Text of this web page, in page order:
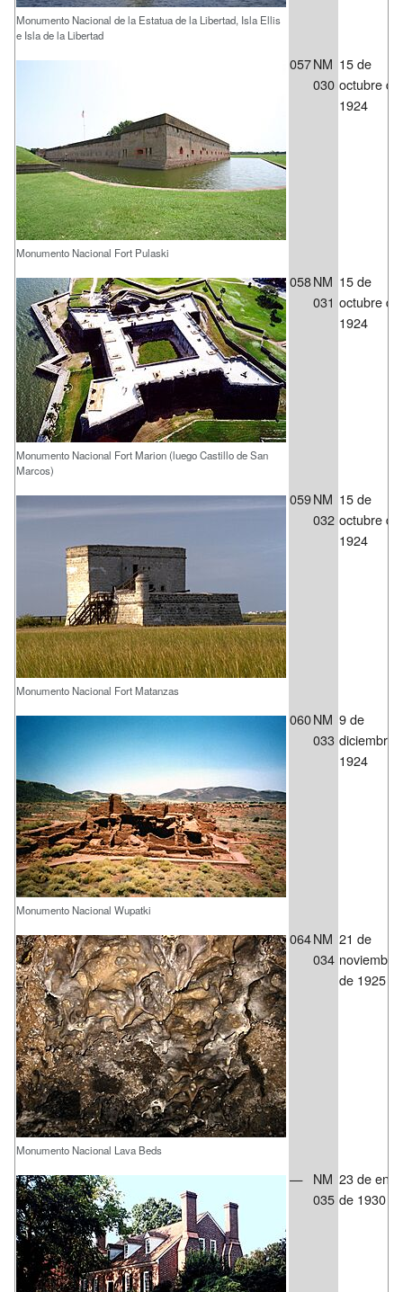
Monumento Nacional de la Estatua de la Libertad, Isla Ellis
e Isla de la Libertad
Monumento Nacional Fort Pulaski
057NM
030
15 de
octubre de
1924
Monumento Nacional Fort Marion (luego Castillo de San
Marcos)
058NM
031
15 de
octubre de
1924
Monumento Nacional Fort Matanzas
059NM
032
15 de
octubre de
1924
Monumento Nacional Wupatki
060NM
033
9 de
diciembre
1924
Monumento Nacional Lava Beds
064NM
034
21 de
noviembre
de 1925
—
NM
035
23 de
de 1930